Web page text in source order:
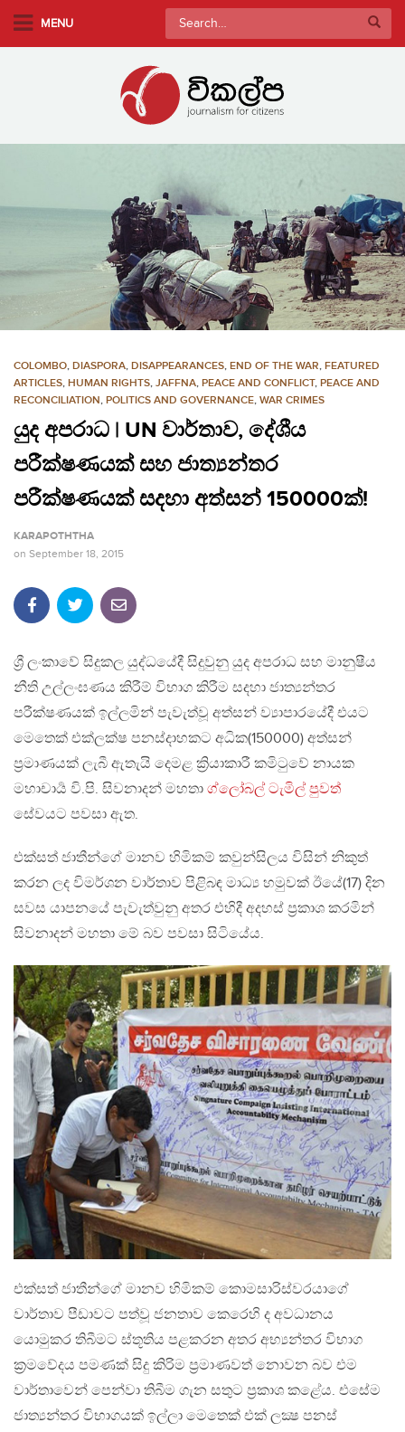
m
n
e
MENU
Search
for:
COLOMBO, DIASPORA, DISAPPEARANCES, END OF THE WAR, FEATURED
ARTICLES, HUMAN RIGHTS, JAFFNA, PEACE AND CONFLICT, PEACE AND
RECONCILIATION, POLITICS AND GOVERNANCE, WAR CRIMES
යුද අපරාධ | UN වාර්තාව, දේශීය
පරීක්ෂණයක් සහ ජාත්‍යන්තර
පරීක්ෂණයක් සදහා අත්සන් 150000ක්!
KARAPOTHTHA
on September 18, 2015
ශ්‍රී ලංකාවේ සිදුකල යුද්ධයේදී සිදුවුනු යුද අපරාධ සහ මානුෂීය
නීති උල්ලංඝණය කිරීම් විභාග කිරීම සදහා ජාත්‍යන්තර
පරීක්ෂණයක් ඉල්ලමින් පැවැත්වූ අත්සන් ව්‍යාපාරයේදී එයට
මෙතෙක් එක්ලක්ෂ පනස්දාහකට අධික(150000) අත්සන්
ප්‍රමාණයක් ලැබී ඇතැයි දෙමළ ක්‍රියාකාරී කමිටුවේ නායක
මහාචාර්‍ය වි.පි. සිවනාදන් මහතා ග්ලෝබල් ටැමිල් පුවත්
සේවයට පවසා ඇත.
එක්සත් ජාතීන්ගේ මානව හිමිකම් කවුන්සිලය විසින් නිකුත්
කරන ලද විමර්ශන වාර්තාව පිළිබඳ මාධ්‍ය හමුවක් ඊයේ(17) දින
සවස යාපනයේ පැවැත්වුනු අතර එහිදී අදහස් ප්‍රකාශ කරමින්
සිවනාදන් මහතා මේ බව පවසා සිටියේය.
එක්සත් ජාතීන්ගේ මානව හිමිකම් කොමසාරිස්වරයාගේ
වාර්තාව පීඩාවට පත්වූ ජනතාව කෙරෙහි ද අවධානය
යොමුකර තිබීමට ස්තූතිය පළකරන අතර අභ්‍යන්තර විභාග
ක්‍රමවේදය පමණක් සිදු කිරිම ප්‍රමාණවත් නොවන බව එම
වාර්තාවෙන් පෙන්වා තිබීම ගැන සතුට ප්‍රකාශ කළේය. එසේම
ජාත්‍යන්තර විභාගයක් ඉල්ලා මෙතෙක් එක් ලක්‍ෂ පනස්